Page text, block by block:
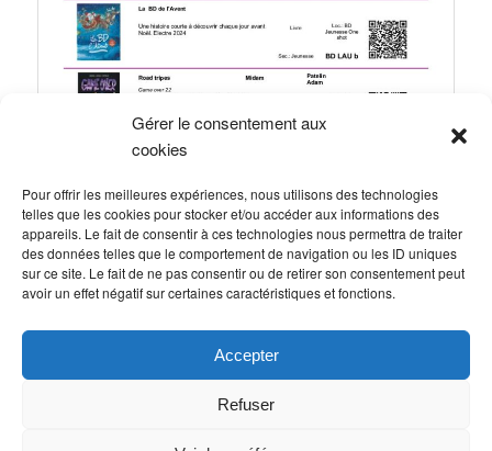
Gérer le consentement aux
cookies
Pour offrir les meilleures expériences, nous utilisons des technologies
telles que les cookies pour stocker et/ou accéder aux informations des
appareils. Le fait de consentir à ces technologies nous permettra de traiter
des données telles que le comportement de navigation ou les ID uniques
sur ce site. Le fait de ne pas consentir ou de retirer son consentement peut
avoir un effet négatif sur certaines caractéristiques et fonctions.
Accepter
Refuser
Ce contenu a été publié dansActualités,Accueil,Actualités
BibliothèqueparNathalie Jalouin. Mettez-le en favori avec son
permalien.